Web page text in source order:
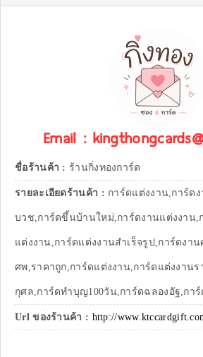
Email :
ชื่อร้านค้า : ร้านกิ่งทองการ์ด
รายละเอียดร้านค้า : การ์ดแต่งงาน,การ์ด
บวช,การ์ดขึ้นบ้านใหม่,การ์ดงานแต่งงาน,
แต่งงาน,การ์ดแต่งงานสำเร็จรูป,การ์ดงา
ศพ,ราคาถูก,การ์ดแต่งงาน,การ์ดแต่งงาน
กุศล,การ์ดทำบุญ100วัน,การ์ดฉลองอัฐ,กา
Url ของร้านค้า : http://